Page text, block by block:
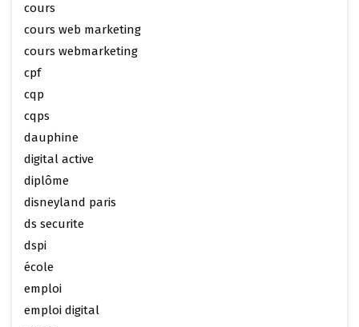
cours
cours web marketing
cours webmarketing
cpf
cqp
cqps
dauphine
digital active
diplôme
disneyland paris
ds securite
dspi
école
emploi
emploi digital